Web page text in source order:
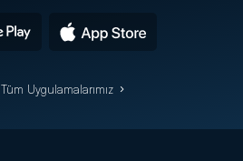
Tüm Uygulamalarımız